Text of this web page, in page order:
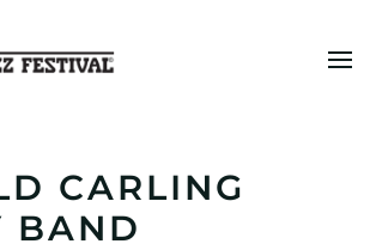
springen
CARLING
BAND